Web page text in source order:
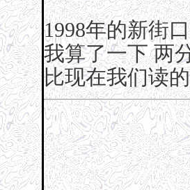
1998年的新街
我算了一下 两
比现在我们读